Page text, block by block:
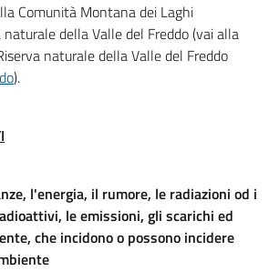
Comunità Montana dei Laghi
naturale della Valle del Freddo (vai alla
naturale della Valle del Freddo
).
l'energia, il rumore, le radiazioni od i
le emissioni, gli scarichi ed
che incidono o possono incidere